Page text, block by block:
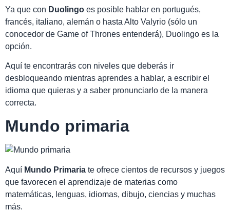
Ya que con Duolingo es posible hablar en portugués,
francés, italiano, alemán o hasta Alto Valyrio (sólo un
conocedor de Game of Thrones entenderá), Duolingo es la
opción.
Aquí te encontrarás con niveles que deberás ir
desbloqueando mientras aprendes a hablar, a escribir el
idioma que quieras y a saber pronunciarlo de la manera
correcta.
Mundo primaria
Aquí Mundo Primaria te ofrece cientos de recursos y juegos
que favorecen el aprendizaje de materias como
matemáticas, lenguas, idiomas, dibujo, ciencias y muchas
más.